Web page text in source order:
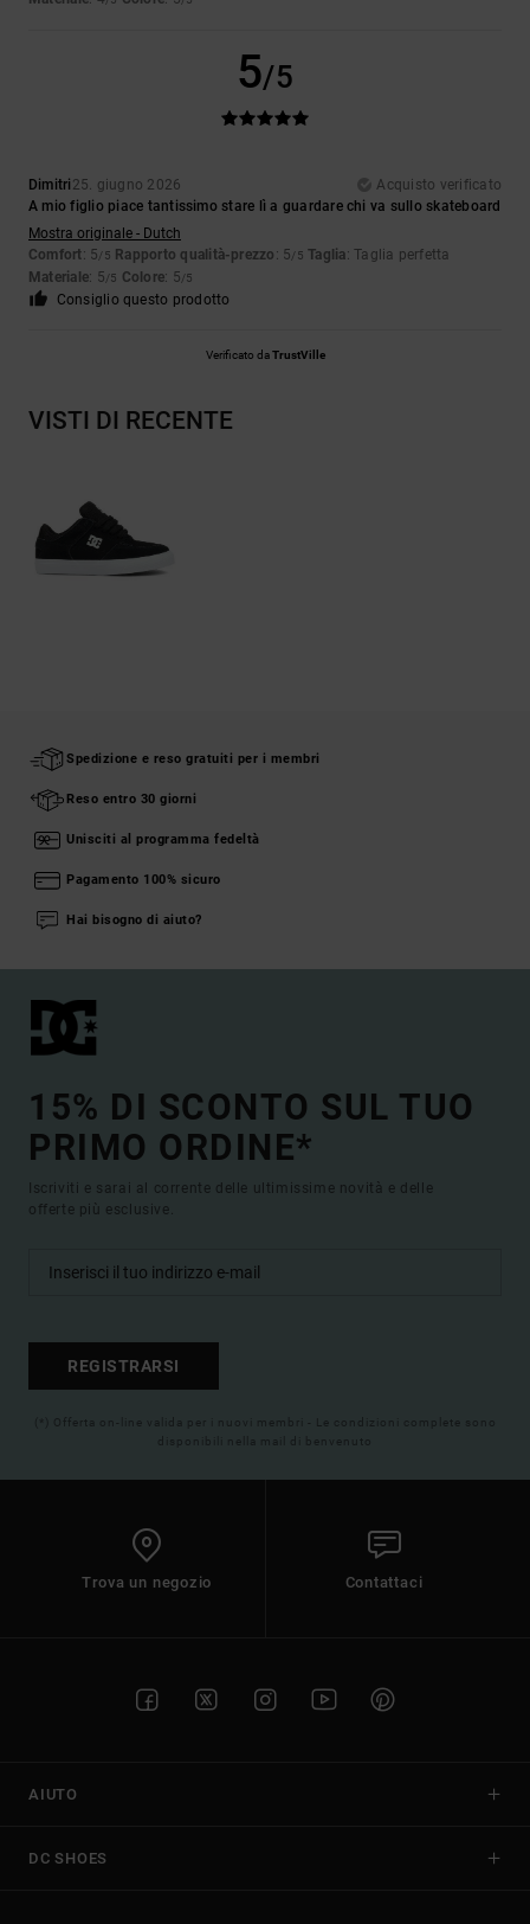
5/5
Dimitri 25. giugno 2026
Acquisto verificato
A mio figlio piace tantissimo stare lì a guardare chi va sullo skateboard
Mostra originale - Dutch
Comfort: 5/5 Rapporto qualità-prezzo : 5/5 Taglia: Taglia perfetta
Materiale: 5/5 Colore: 5/5
Consiglio questo prodotto
Verificato daTrustVille
VISTI DI RECENTE
Spedizione e reso gratuiti per i membri
Reso entro 30 giorni
Unisciti al programma fedeltà
Pagamento 100% sicuro
Hai bisogno di aiuto?
15% DI SCONTO SUL TUO
PRIMO ORDINE*
Iscriviti e sarai al corrente delle ultimissime novità e delle
offerte più esclusive.
REGISTRARSI
(*) Offerta on-line valida per i nuovi membri - Le condizioni complete sono
disponibili nella mail di benvenuto
Trova un negozio Contattaci
AIUTO
DC SHOES